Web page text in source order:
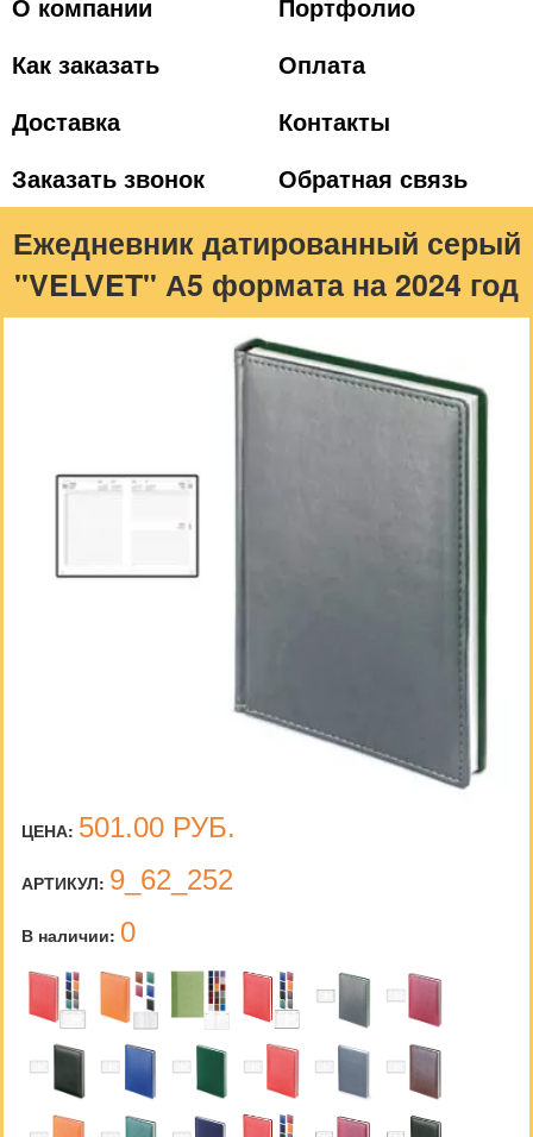
Как заказать
Оплата
Доставка
Контакты
Заказать звонок
Обратная связь
Ежедневник датированный серый
"VELVET" А5 формата на 2024 год
ЦЕНА: 501.00 РУБ.
АРТИКУЛ: 9_62_252
В наличии: 0